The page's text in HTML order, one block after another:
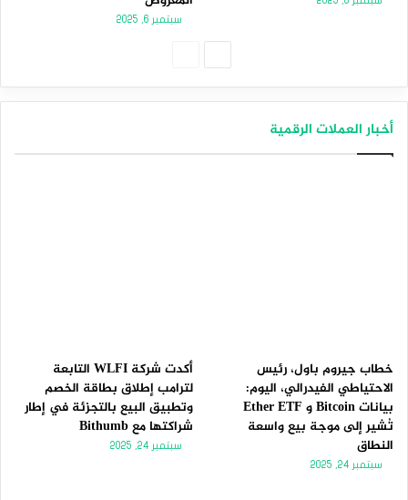
سبتمبر 6, 2025
أخبار العملات الرقمية
خطاب جيروم باول، رئيس
الاحتياطي الفيدرالي، اليوم:
بيانات Bitcoin و Ether ETF
تُشير إلى موجة بيع واسعة
النطاق
سبتمبر 24, 2025
أكدت شركة WLFI التابعة
لترامب إطلاق بطاقة الخصم
وتطبيق البيع بالتجزئة في إطار
شراكتها مع Bithumb
سبتمبر 24, 2025